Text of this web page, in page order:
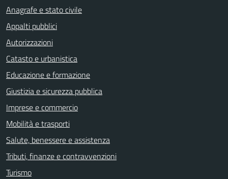
Anagrafe e stato civile
Appalti pubblici
Autorizzazioni
Catasto e urbanistica
Educazione e formazione
Giustizia e sicurezza pubblica
Imprese e commercio
Mobilità e trasporti
Salute, benessere e assistenza
Tributi, finanze e contravvenzioni
Turismo